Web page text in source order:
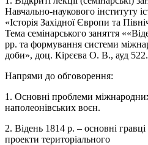
Навчально-наукового інституту
«Історія Західної Європи та
Тема семінарського заняття
рр. та формування системи
доби», доц. Кірєєва О. В., ауд 522.
Напрями до обговорення:
1. Основні проблеми
наполеонівських воєн.
2. Відень 1814 р. – основні
проекти територіального